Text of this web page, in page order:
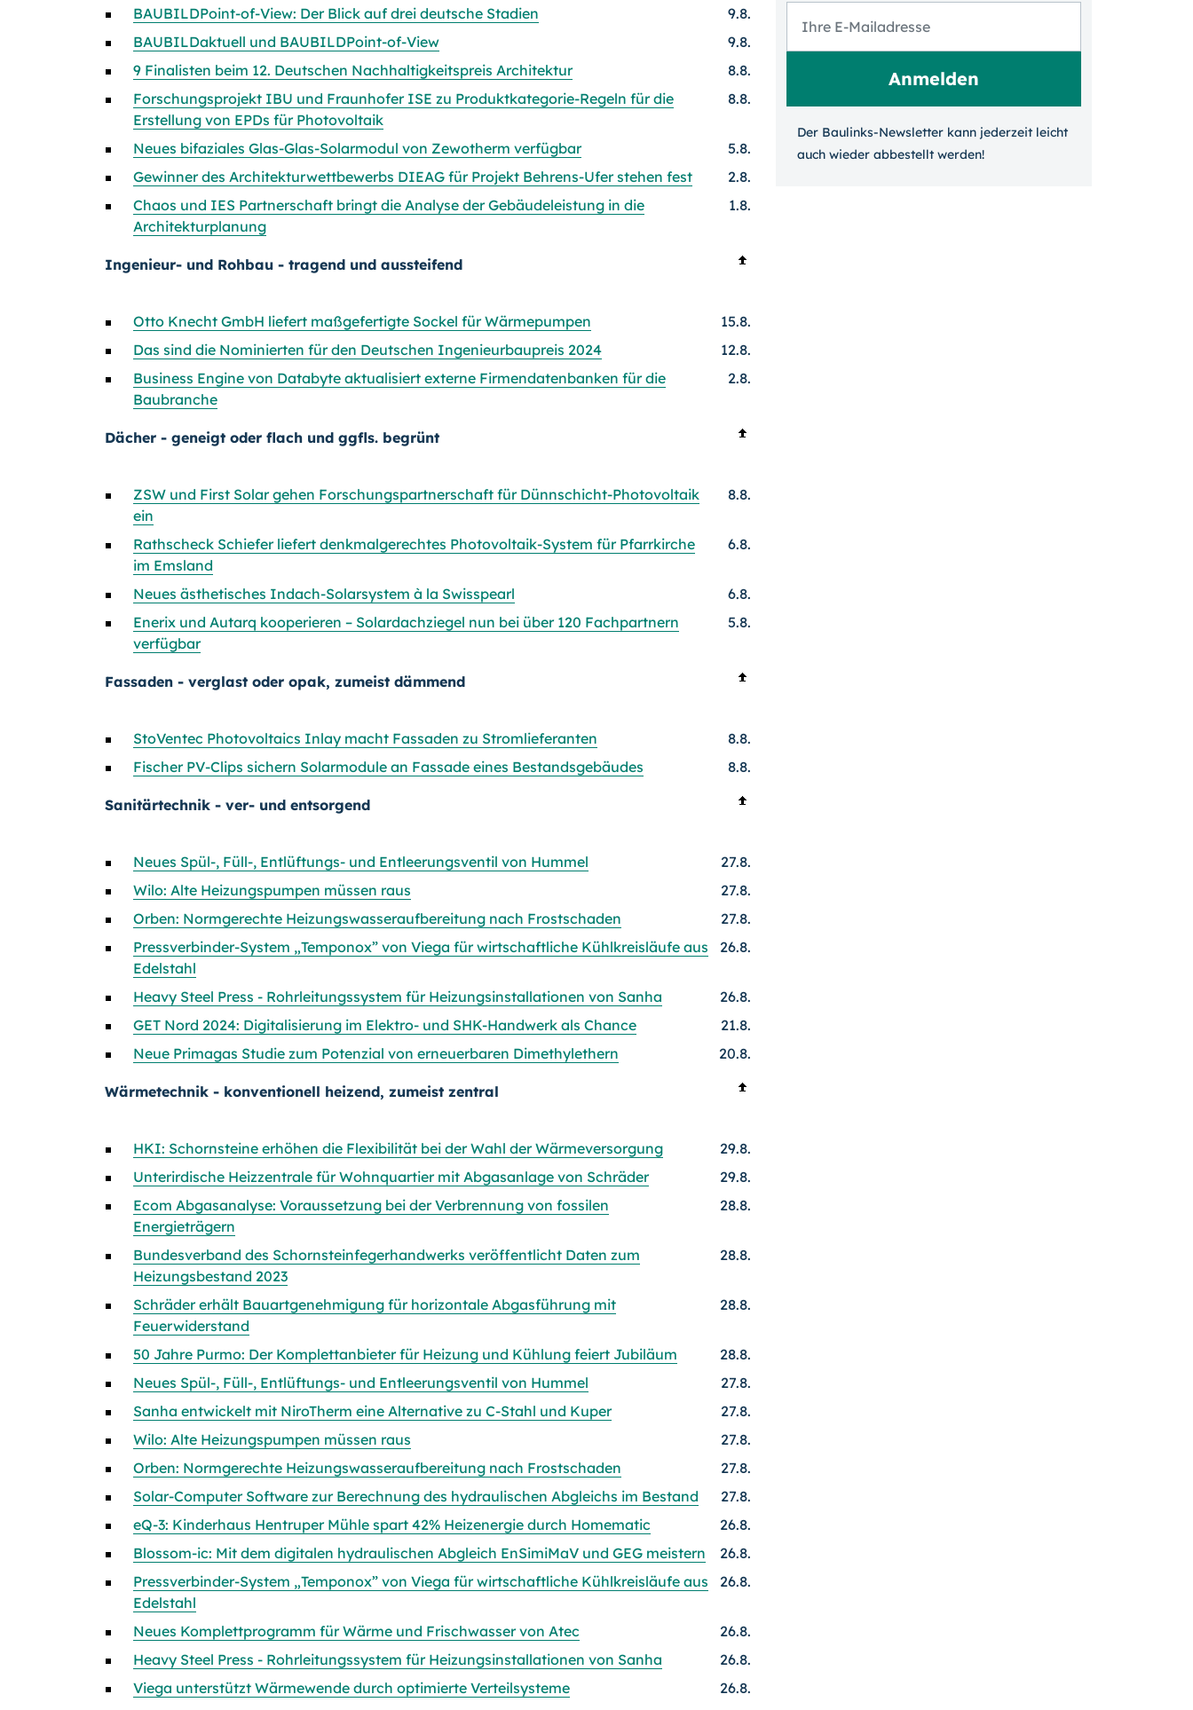
BAUBILDPoint-of-View: Der Blick auf drei deutsche Stadien
9.8.
BAUBILDaktuell und BAUBILDPoint-of-View
9.8.
9 Finalisten beim 12. Deutschen Nachhaltigkeitspreis Architektur
8.8.
Forschungsprojekt IBU und Fraunhofer ISE zu Produktkategorie-Regeln für die
Erstellung von EPDs für Photovoltaik
8.8.
Neues bifaziales Glas-Glas-Solarmodul von Zewotherm verfügbar
5.8.
Gewinner des Architekturwettbewerbs DIEAG für Projekt Behrens-Ufer stehen fest
2.8.
Chaos und IES Partnerschaft bringt die Analyse der Gebäudeleistung in die
Architekturplanung
1.8.
Ingenieur- und Rohbau - tragend und aussteifend
Otto Knecht GmbH liefert maßgefertigte Sockel für Wärmepumpen
15.8.
Das sind die Nominierten für den Deutschen Ingenieurbaupreis 2024
12.8.
Business Engine von Databyte aktualisiert externe Firmendatenbanken für die
Baubranche
2.8.
Dächer - geneigt oder flach und ggfls. begrünt
ZSW und First Solar gehen Forschungspartnerschaft für Dünnschicht-Photovoltaik
ein
8.8.
Rathscheck Schiefer liefert denkmalgerechtes Photovoltaik-System für Pfarrkirche
im Emsland
6.8.
Neues ästhetisches Indach-Solarsystem à la Swisspearl
6.8.
Enerix und Autarq kooperieren – Solardachziegel nun bei über 120 Fachpartnern
verfügbar
5.8.
Fassaden - verglast oder opak, zumeist dämmend
StoVentec Photovoltaics Inlay macht Fassaden zu Stromlieferanten
8.8.
Fischer PV-Clips sichern Solarmodule an Fassade eines Bestandsgebäudes
8.8.
Sanitärtechnik - ver- und entsorgend
Neues Spül-, Füll-, Entlüftungs- und Entleerungsventil von Hummel
27.8.
Wilo: Alte Heizungspumpen müssen raus
27.8.
Orben: Normgerechte Heizungswasseraufbereitung nach Frostschaden
27.8.
Pressverbinder-System „Temponox” von Viega für wirtschaftliche Kühlkreisläufe aus
Edelstahl
26.8.
Heavy Steel Press - Rohrleitungssystem für Heizungsinstallationen von Sanha
26.8.
GET Nord 2024: Digitalisierung im Elektro- und SHK-Handwerk als Chance
21.8.
Neue Primagas Studie zum Potenzial von erneuerbaren Dimethylethern
20.8.
Wärmetechnik - konventionell heizend, zumeist zentral
HKI: Schornsteine erhöhen die Flexibilität bei der Wahl der Wärmeversorgung
29.8.
Unterirdische Heizzentrale für Wohnquartier mit Abgasanlage von Schräder
29.8.
Ecom Abgasanalyse: Voraussetzung bei der Verbrennung von fossilen
Energieträgern
28.8.
Bundesverband des Schornsteinfegerhandwerks veröffentlicht Daten zum
Heizungsbestand 2023
28.8.
Schräder erhält Bauartgenehmigung für horizontale Abgasführung mit
Feuerwiderstand
28.8.
50 Jahre Purmo: Der Komplettanbieter für Heizung und Kühlung feiert Jubiläum
28.8.
Neues Spül-, Füll-, Entlüftungs- und Entleerungsventil von Hummel
27.8.
Sanha entwickelt mit NiroTherm eine Alternative zu C-Stahl und Kuper
27.8.
Wilo: Alte Heizungspumpen müssen raus
27.8.
Orben: Normgerechte Heizungswasseraufbereitung nach Frostschaden
27.8.
Solar-Computer Software zur Berechnung des hydraulischen Abgleichs im Bestand
27.8.
eQ-3: Kinderhaus Hentruper Mühle spart 42% Heizenergie durch Homematic
26.8.
Blossom-ic: Mit dem digitalen hydraulischen Abgleich EnSimiMaV und GEG meistern
26.8.
Pressverbinder-System „Temponox” von Viega für wirtschaftliche Kühlkreisläufe aus
Edelstahl
26.8.
Neues Komplettprogramm für Wärme und Frischwasser von Atec
26.8.
Heavy Steel Press - Rohrleitungssystem für Heizungsinstallationen von Sanha
26.8.
Viega unterstützt Wärmewende durch optimierte Verteilsysteme
26.8.
Der Baulinks-Newsletter kann jeder­zeit leicht
auch wieder ab­bestellt werden!